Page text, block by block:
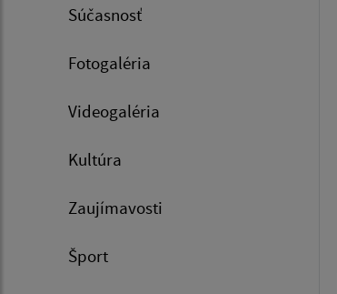
Súčasnosť
Fotogaléria
Videogaléria
Kultúra
Zaujímavosti
Šport